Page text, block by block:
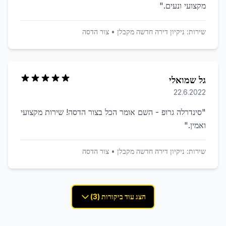
מקצועי ונעים."
שירות: ניקיון דירה חדשה מקבלן • צור הדסה
גל שמואלי
22.6.2022
"סינדרלה גרופ - השם אומר הכל בצור הדסה! שירות מקצועי
ואמין."
שירות: ניקיון דירה חדשה מקבלן • צור הדסה
הצג עוד ביקורות (3)